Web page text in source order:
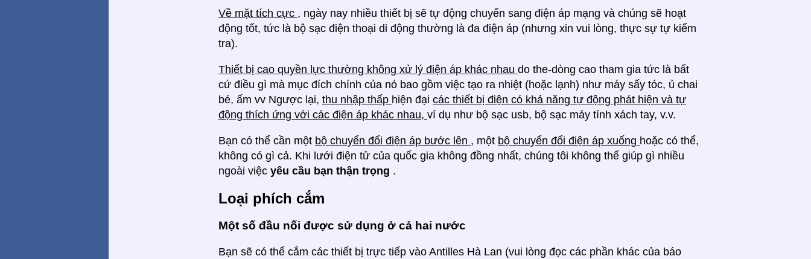
Về mặt tích cực , ngày nay nhiều thiết bị sẽ tự động chuyển sang điện áp mạng và chúng sẽ hoạt
động tốt, tức là bộ sạc điện thoại di động thường là đa điện áp (nhưng xin vui lòng, thực sự tự kiểm
tra).
Thiết bị cao quyền lực thường không xử lý điện áp khác nhau do the-dòng cao tham gia tức là bất
cứ điều gì mà mục đích chính của nó bao gồm việc tạo ra nhiệt (hoặc lạnh) như máy sấy tóc, ủ chai
bé, ấm vv Ngược lại, thu nhập thấp hiện đại các thiết bị điện có khả năng tự động phát hiện và tự
động thích ứng với các điện áp khác nhau, ví dụ như bộ sạc usb, bộ sạc máy tính xách tay, v.v.
Bạn có thể cần một bộ chuyển đổi điện áp bước lên , một bộ chuyển đổi điện áp xuống hoặc có thể,
không có gì cả. Khi lưới điện tử của quốc gia không đồng nhất, chúng tôi không thể giúp gì nhiều
ngoài việc yêu cầu bạn thận trọng .
Loại phích cắm
Một số đầu nối được sử dụng ở cả hai nước
Bạn sẽ có thể cắm các thiết bị trực tiếp vào Antilles Hà Lan (vui lòng đọc các phần khác của báo